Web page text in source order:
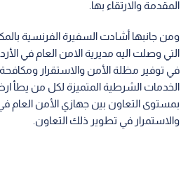
المقدمة والارتقاء بها.
ومن جانبها أشادت السفيرة الفرنسية
التي وصلت اليه مديرية الامن العام في
في توفير مظلة الأمن والاستقرار ومكافحة
الخدمات الشرطية المتميزة لكل من يطأ
بمستوى التعاون بين جهازي الأمن العام
والاستمرار في تطوير ذلك التعاون.